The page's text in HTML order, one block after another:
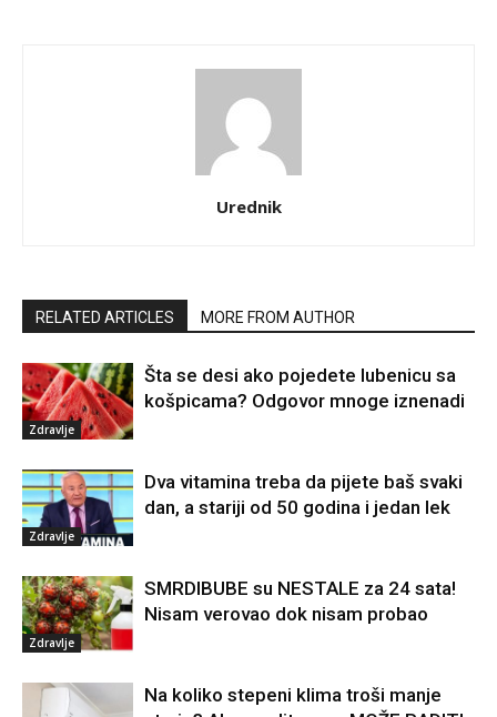
Urednik
RELATED ARTICLES MORE FROM AUTHOR
Zdravlje
Šta se desi ako pojedete lubenicu sa
košpicama? Odgovor mnoge iznenadi
Zdravlje
Dva vitamina treba da pijete baš svaki
dan, a stariji od 50 godina i jedan lek
Zdravlje
SMRDIBUBE su NESTALE za 24 sata!
Nisam verovao dok nisam probao
Na koliko stepeni klima troši manje